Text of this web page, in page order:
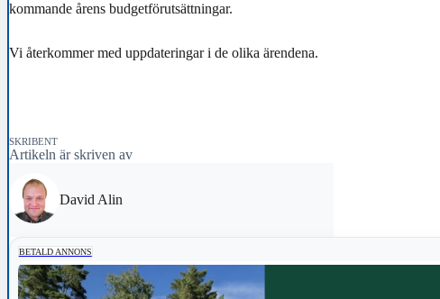
kommande årens budgetförutsättningar.
Vi återkommer med uppdateringar i de olika ärendena.
SKRIBENT
Artikeln är skriven av
David Alin
BETALD ANNONS